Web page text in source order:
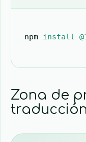
npm install
Zona de